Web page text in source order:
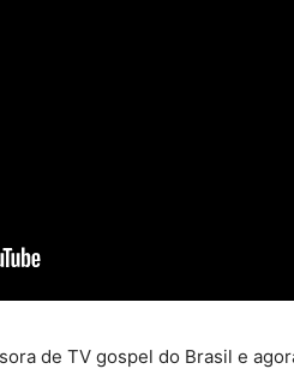
de TV gospel do Brasil e